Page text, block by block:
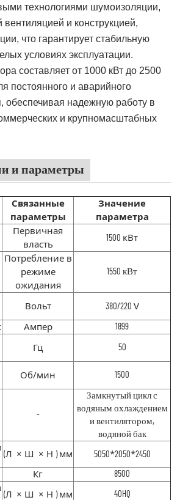
технологиями шумоизоляции,
и конструкцией,
что гарантирует стабильную
условиях эксплуатации.
составляет от 1000 кВт до 2500
постоянного и аварийного
обеспечивая надежную работу в
и крупномасштабных
и параметры
Связанные
параметры
Значение
параметра
Первичная
власть
1500 кВт
Потребление в
режиме
ожидания
1550 кВт
Вольт 380/220 V
Ампер 1899
Гц 50
Об/мин 1500
-
Замкнутый цикл с
водяным охлаждением
и вентилятором,
водяной бак
(Л × Ш × H ) мм 5050*2050*2450
Кг
8500
(Л × Ш × H ) мм 40HQ